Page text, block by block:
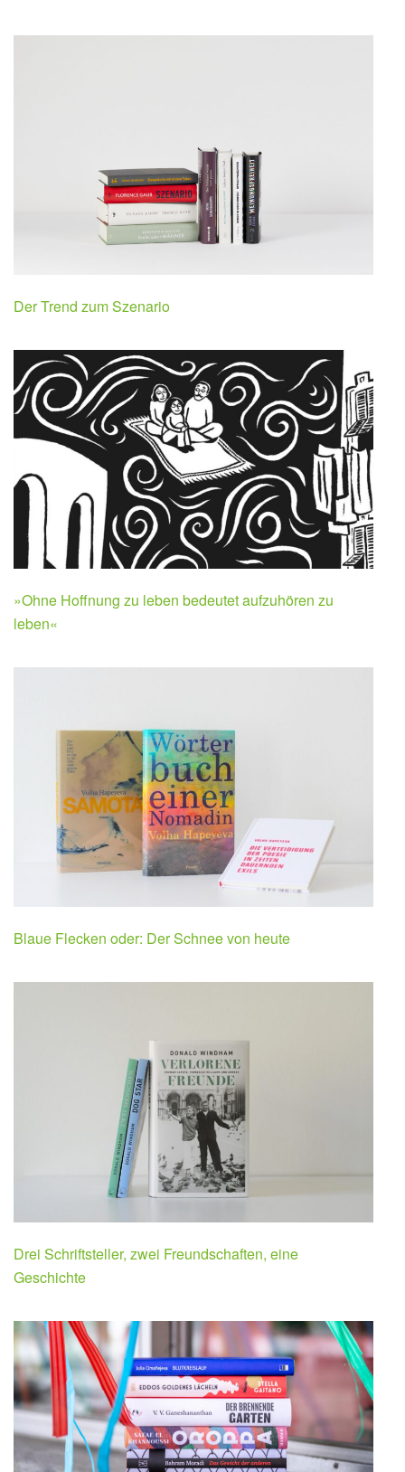
Der Trend zum Szenario
»Ohne Hoffnung zu leben bedeutet aufzuhören zu
leben«
Blaue Flecken oder: Der Schnee von heute
Drei Schriftsteller, zwei Freundschaften, eine
Geschichte